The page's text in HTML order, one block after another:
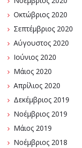
Οκτώβριος 2020
Σεπτέμβριος 2020
Αύγουστος 2020
Ιούνιος 2020
Μάιος 2020
Απρίλιος 2020
Δεκέμβριος 2019
Νοέμβριος 2019
Μάιος 2019
Νοέμβριος 2018